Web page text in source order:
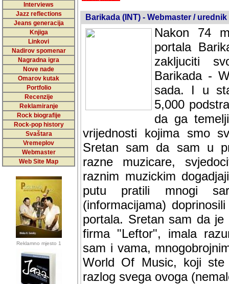
Interviews
Jazz reflections
Jeans generacija
Knjiga
Linkovi
Nadirov spomenar
Nagradna igra
Nove nade
Omarov kutak
Portfolio
Recenzije
Reklamiranje
Rock biografije
Rock-pop history
Svaštara
Vremeplov
Webmaster
Web Site Map
Reklamno mjesto 1
Barikada (INT) - Webmaster / urednik
Nakon 74
portala
zakljuciti
Barikada -
sada. I u
5,000
da ga
vrijednosti kojima smo
Sretan sam da sam u
muzicare, svjedociti
muzickim dogadjajima...
mnogi saradnici koji
doprinosili vrijednosti i
sam da je i moj web
imala razumijevanja za
mnogobrojnim
Music, koji ste ga
ovoga (nemalog) rada.